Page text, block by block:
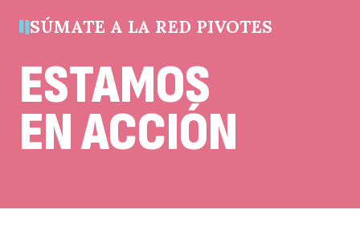
SÚMATE A LA RED PIVOTES
ESTAMOS
EN ACCIÓN